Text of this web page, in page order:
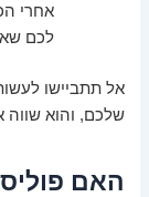
אחרי
לכם
אל תתביישו
שלכם, והוא
האם